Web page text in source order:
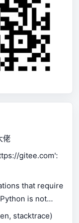
佬
gitee.com':
that require
is not
stacktrace)